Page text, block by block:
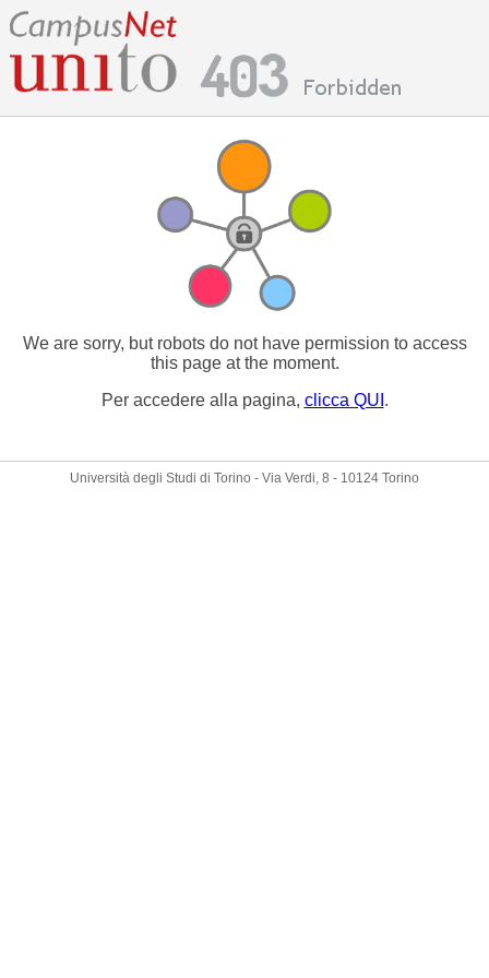
We are sorry, but robots do not have permission to access
this page at the moment.
Per accedere alla pagina, clicca QUI .
Università degli Studi di Torino - Via Verdi, 8 - 10124 Torino